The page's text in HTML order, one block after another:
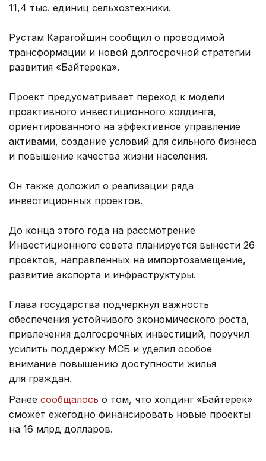
11,4 тыс. единиц сельхозтехники.
Рустам Карагойшин сообщил о проводимой
трансформации и новой долгосрочной стратегии
развития «Байтерека».
Проект предусматривает переход к модели
проактивного инвестиционного холдинга,
ориентированного на эффективное управление
активами, создание условий для сильного бизнеса
и повышение качества жизни населения.
Он также доложил о реализации ряда
инвестиционных проектов.
До конца этого года на рассмотрение
Инвестиционного совета планируется вынести 26
проектов, направленных на импортозамещение,
развитие экспорта и инфраструктуры.
Глава государства подчеркнул важность
обеспечения устойчивого экономического роста,
привлечения долгосрочных инвестиций, поручил
усилить поддержку МСБ и уделил особое
внимание повышению доступности жилья
для граждан.
Ранее сообщалось о том, что холдинг «Байтерек»
сможет ежегодно финансировать новые проекты
на 16 млрд долларов.